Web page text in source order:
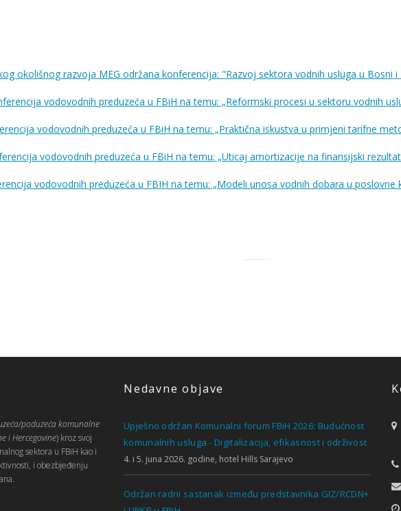
okolišnog razvoja MEG održana konferencija: "Razvoj sektora vodnih usluga u Bosni
vodovodnih preduzeća u FBiH na temu: „Reformski procesi u sektoru vodnih
vodovodnih preduzeća u FBiH na temu: „Praktična iskustva u primjeni tarifne
vodovodnih preduzeća u FBiH na temu: „Uticaj amortizacije na finansijski
vodovodnih preduzeća u FBIH na temu: „Modeli unosa vodnih dobara u poslovne
poduzeća komunalne
i Hercegovine) kroz svoj
sektora u FBiH kao i
i obezbjeđenju
Nedavne objave
Upješno održan Komunalni forum FBiH 2026: Budućnost
komunalnih usluga - Digitalizacija, efikasnost i održivost
4. i 5. juna 2026. godine, hotel Hills Sarajevo
Održan radni sastanak između predstavnika GIZ/RCDN+